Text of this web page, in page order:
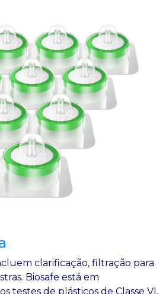
clarificação, filtração para
Biosafe está em
testes de plásticos de Classe VI.